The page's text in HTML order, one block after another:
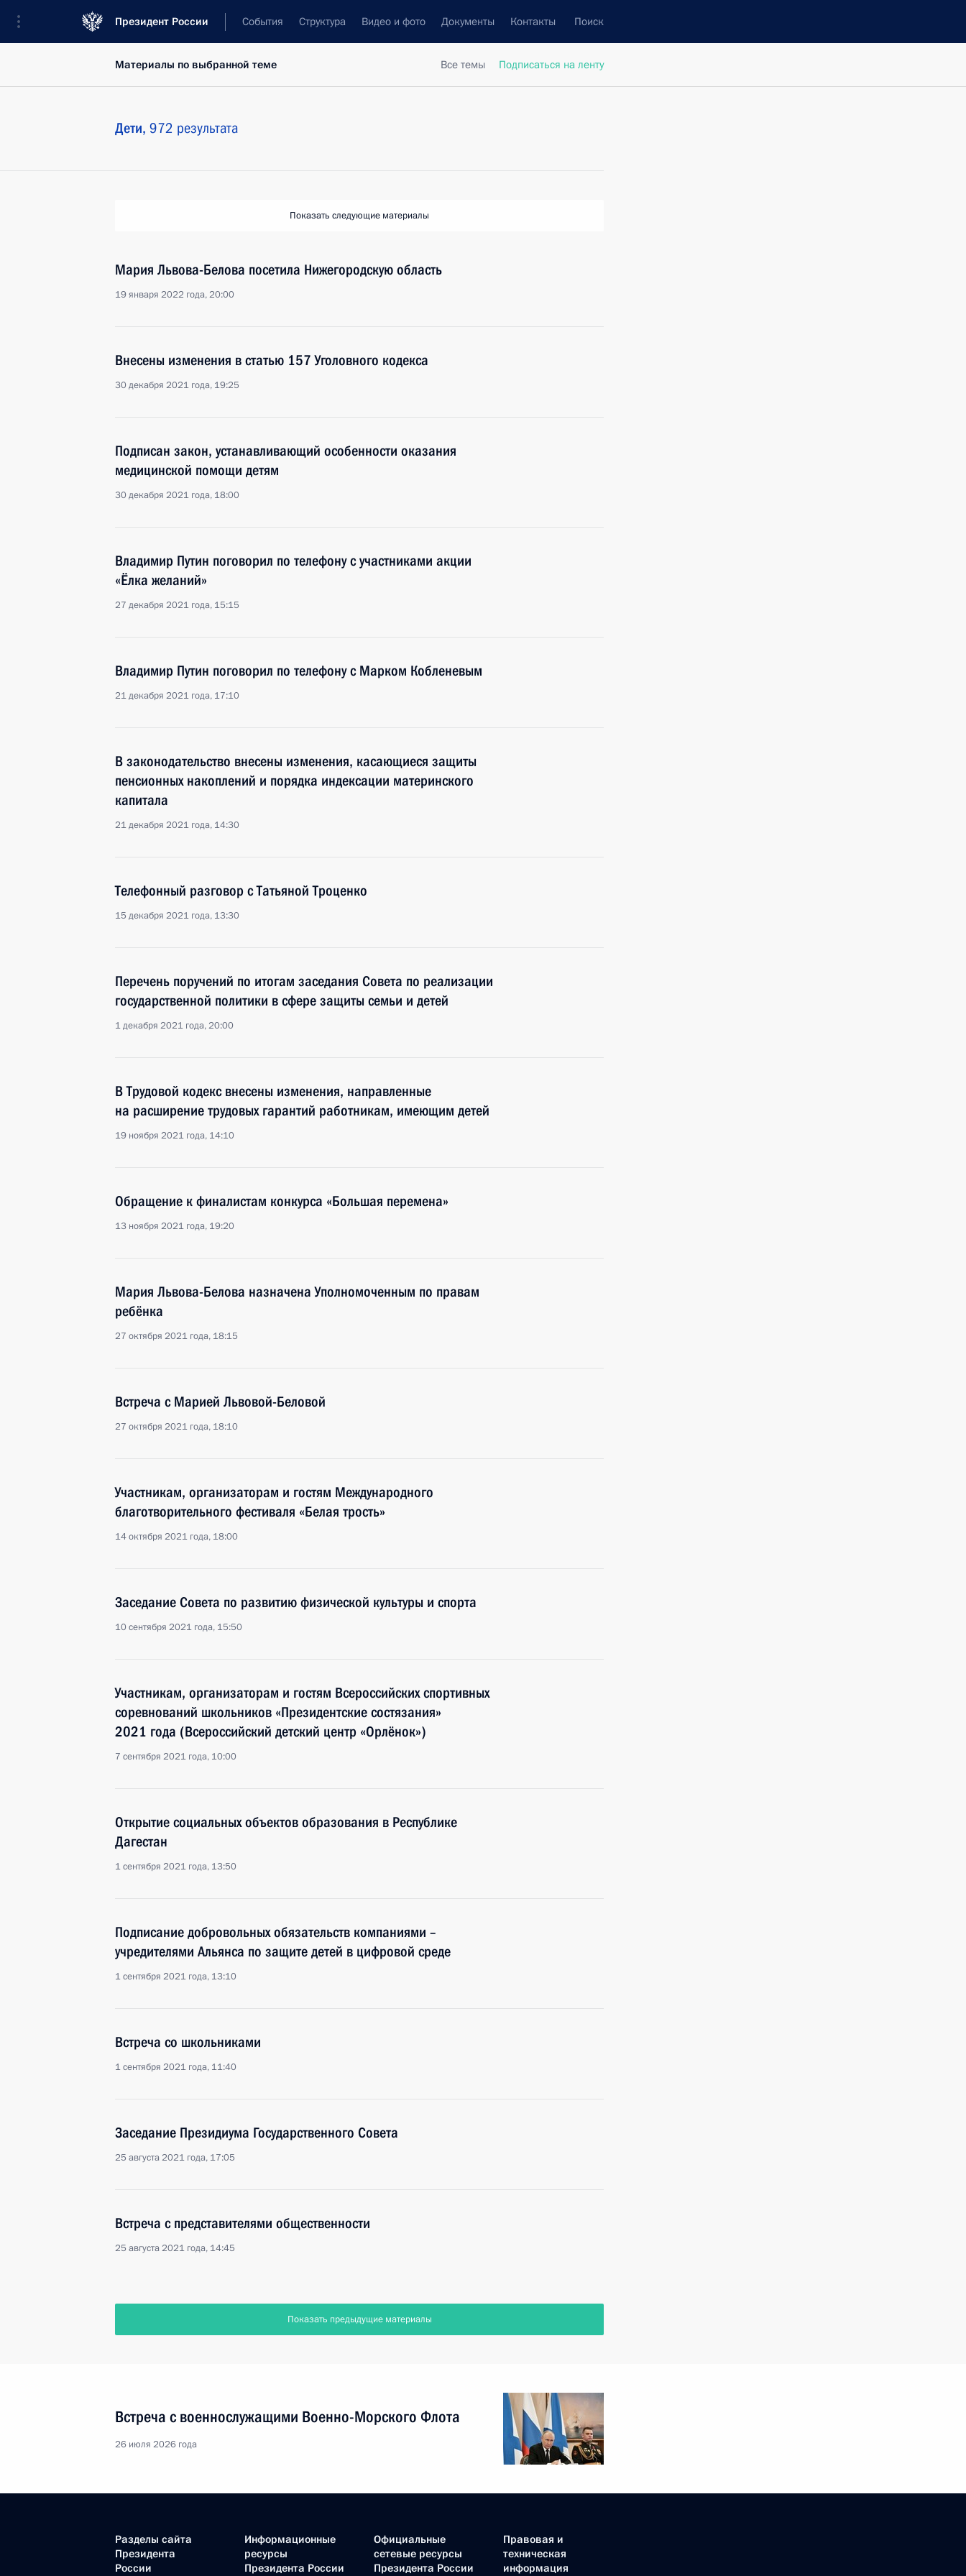
Президент России События Структура Видео и фото Документы Контакты Поиск
Все темы Подписаться на ленту
Материалы по выбранной теме
Дети, 972 результата
Показать следующие материалы
Мария Львова-Белова посетила Нижегородскую область
19 января 2022 года, 20:00
Внесены изменения в статью 157 Уголовного кодекса
30 декабря 2021 года, 19:25
Подписан закон, устанавливающий особенности оказания
медицинской помощи детям
30 декабря 2021 года, 18:00
Владимир Путин поговорил по телефону с участниками акции
«Ёлка желаний»
27 декабря 2021 года, 15:15
Владимир Путин поговорил по телефону с Марком Кобленевым
21 декабря 2021 года, 17:10
В законодательство внесены изменения, касающиеся защиты
пенсионных накоплений и порядка индексации материнского
капитала
21 декабря 2021 года, 14:30
Телефонный разговор с Татьяной Троценко
15 декабря 2021 года, 13:30
Перечень поручений по итогам заседания Совета по реализации
государственной политики в сфере защиты семьи и детей
1 декабря 2021 года, 20:00
В Трудовой кодекс внесены изменения, направленные
на расширение трудовых гарантий работникам, имеющим детей
19 ноября 2021 года, 14:10
Обращение к финалистам конкурса «Большая перемена»
13 ноября 2021 года, 19:20
Мария Львова-Белова назначена Уполномоченным по правам
ребёнка
27 октября 2021 года, 18:15
Встреча с Марией Львовой-Беловой
27 октября 2021 года, 18:10
Участникам, организаторам и гостям Международного
благотворительного фестиваля «Белая трость»
14 октября 2021 года, 18:00
Заседание Совета по развитию физической культуры и спорта
10 сентября 2021 года, 15:50
Участникам, организаторам и гостям Всероссийских спортивных
соревнований школьников «Президентские состязания»
2021 года (Всероссийский детский центр «Орлёнок»)
7 сентября 2021 года, 10:00
Открытие социальных объектов образования в Республике
Дагестан
1 сентября 2021 года, 13:50
Подписание добровольных обязательств компаниями –
учредителями Альянса по защите детей в цифровой среде
1 сентября 2021 года, 13:10
Встреча со школьниками
1 сентября 2021 года, 11:40
Заседание Президиума Государственного Совета
25 августа 2021 года, 17:05
Встреча с представителями общественности
25 августа 2021 года, 14:45
Показать предыдущие материалы
Встреча с военнослужащими Военно-Морского Флота
26 июля 2026 года
Разделы сайта
Президента
России
Информационные
ресурсы
Президента России
Официальные
сетевые ресурсы
Президента России
Правовая и
техническая
информация